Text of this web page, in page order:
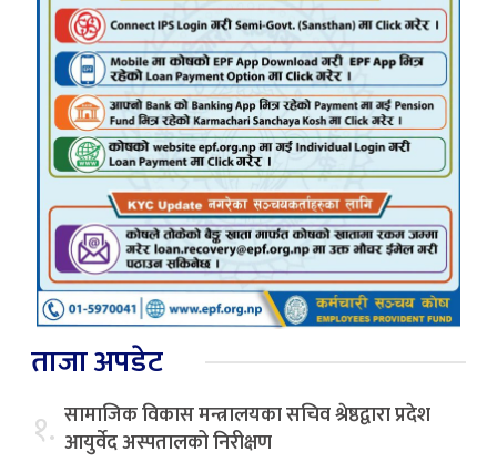
ताजा अपडेट
१. सामाजिक विकास मन्त्रालयका सचिव श्रेष्ठद्वारा प्रदेश
आयुर्वेद अस्पतालको निरीक्षण